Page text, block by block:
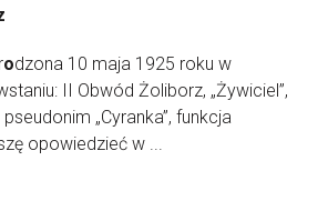
odzona 10 maja 1925 roku w
II Obwód Żoliborz, „Żywiciel”,
„Cyranka”, funkcja
opowiedzieć w ...